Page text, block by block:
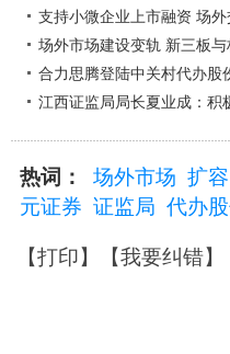
支持小微企业上市融资 场
场外市场建设变轨 新三板
合力思腾登陆中关村代办股
江西证监局局长夏业成：积
热词： 场外市场 扩容
元证券 证监局 代办
【打印】【我要纠错】